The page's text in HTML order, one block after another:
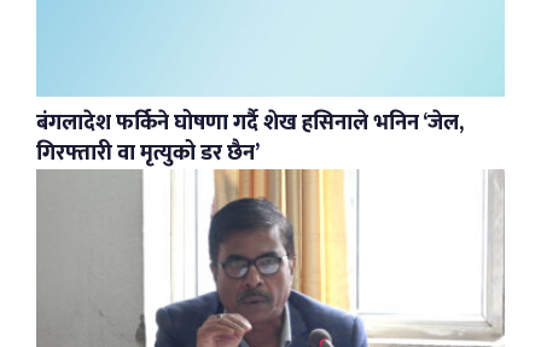
बंगलादेश फर्किने घोषणा गर्दै शेख हसिनाले भनिन ‘जेल,
गिरफ्तारी वा मृत्युको डर छैन’